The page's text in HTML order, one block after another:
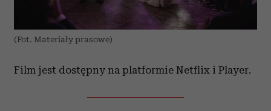
(Fot. Materiały prasowe)
Film jest dostępny na platformie Netflix i Player.